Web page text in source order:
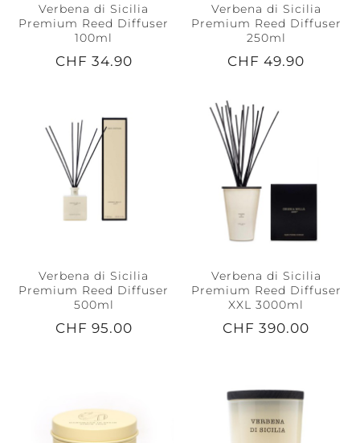
Verbena di Sicilia
Premium Reed Diffuser
100ml
CHF 34.90
Verbena di Sicilia
Premium Reed Diffuser
250ml
CHF 49.90
Verbena di Sicilia
Premium Reed Diffuser
500ml
CHF 95.00
Verbena di Sicilia
Premium Reed Diffuser
XXL 3000ml
CHF 390.00